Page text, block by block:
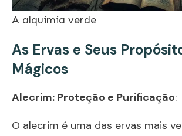
A alquimia verde
As Ervas e Seus
Mágicos
Alecrim: Proteção e Purificação:
O alecrim é uma das ervas mais